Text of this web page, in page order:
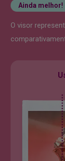
Ainda melhor!
O visor